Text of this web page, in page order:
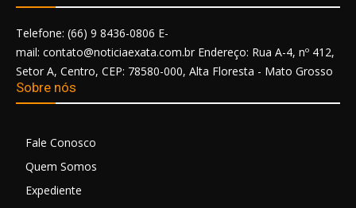
Telefone: (66) 9 8436-0806 E-
mail: contato@noticiaexata.com.br Endereço: Rua A-4, nº 412,
Setor A, Centro, CEP: 78580-000, Alta Floresta - Mato Grosso
Sobre nós
Fale Conosco
Quem Somos
Expediente